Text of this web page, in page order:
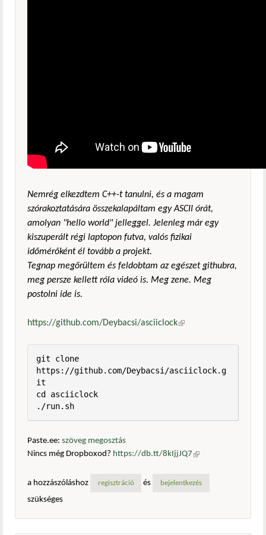
Nemrég elkezdtem C++-t tanulni, és a magam
szórakoztatására összekalapáltam egy ASCII órát,
amolyan "hello world" jelleggel. Jelenleg már egy
kiszuperált régi laptopon futva, valós fizikai
időmérőként él tovább a projekt.
Tegnap megőrültem és feldobtam az egészet githubra,
meg persze kellett róla videó is. Meg zene. Meg
postolni ide is.
https://github.com/Deybacsi/asciiclock(külső hivatkozás)
git clone
https://github.com/Deybacsi/asciiclock.g
it
cd asciiclock
./run.sh
Paste.ee: szöveg megosztás
Nincs még Dropboxod? https://db.tt/8kIjjJQ7 (külső
a hozzászóláshoz
regisztráció és bejelentkezés
szükséges